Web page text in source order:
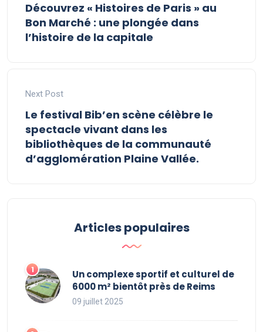
Découvrez « Histoires de Paris » au
Bon Marché : une plongée dans
l’histoire de la capitale
Next Post
Le festival Bib’en scène célèbre le
spectacle vivant dans les
bibliothèques de la communauté
d’agglomération Plaine Vallée.
Articles populaires
Un complexe sportif et culturel de
6000 m² bientôt près de Reims
09 juillet 2025